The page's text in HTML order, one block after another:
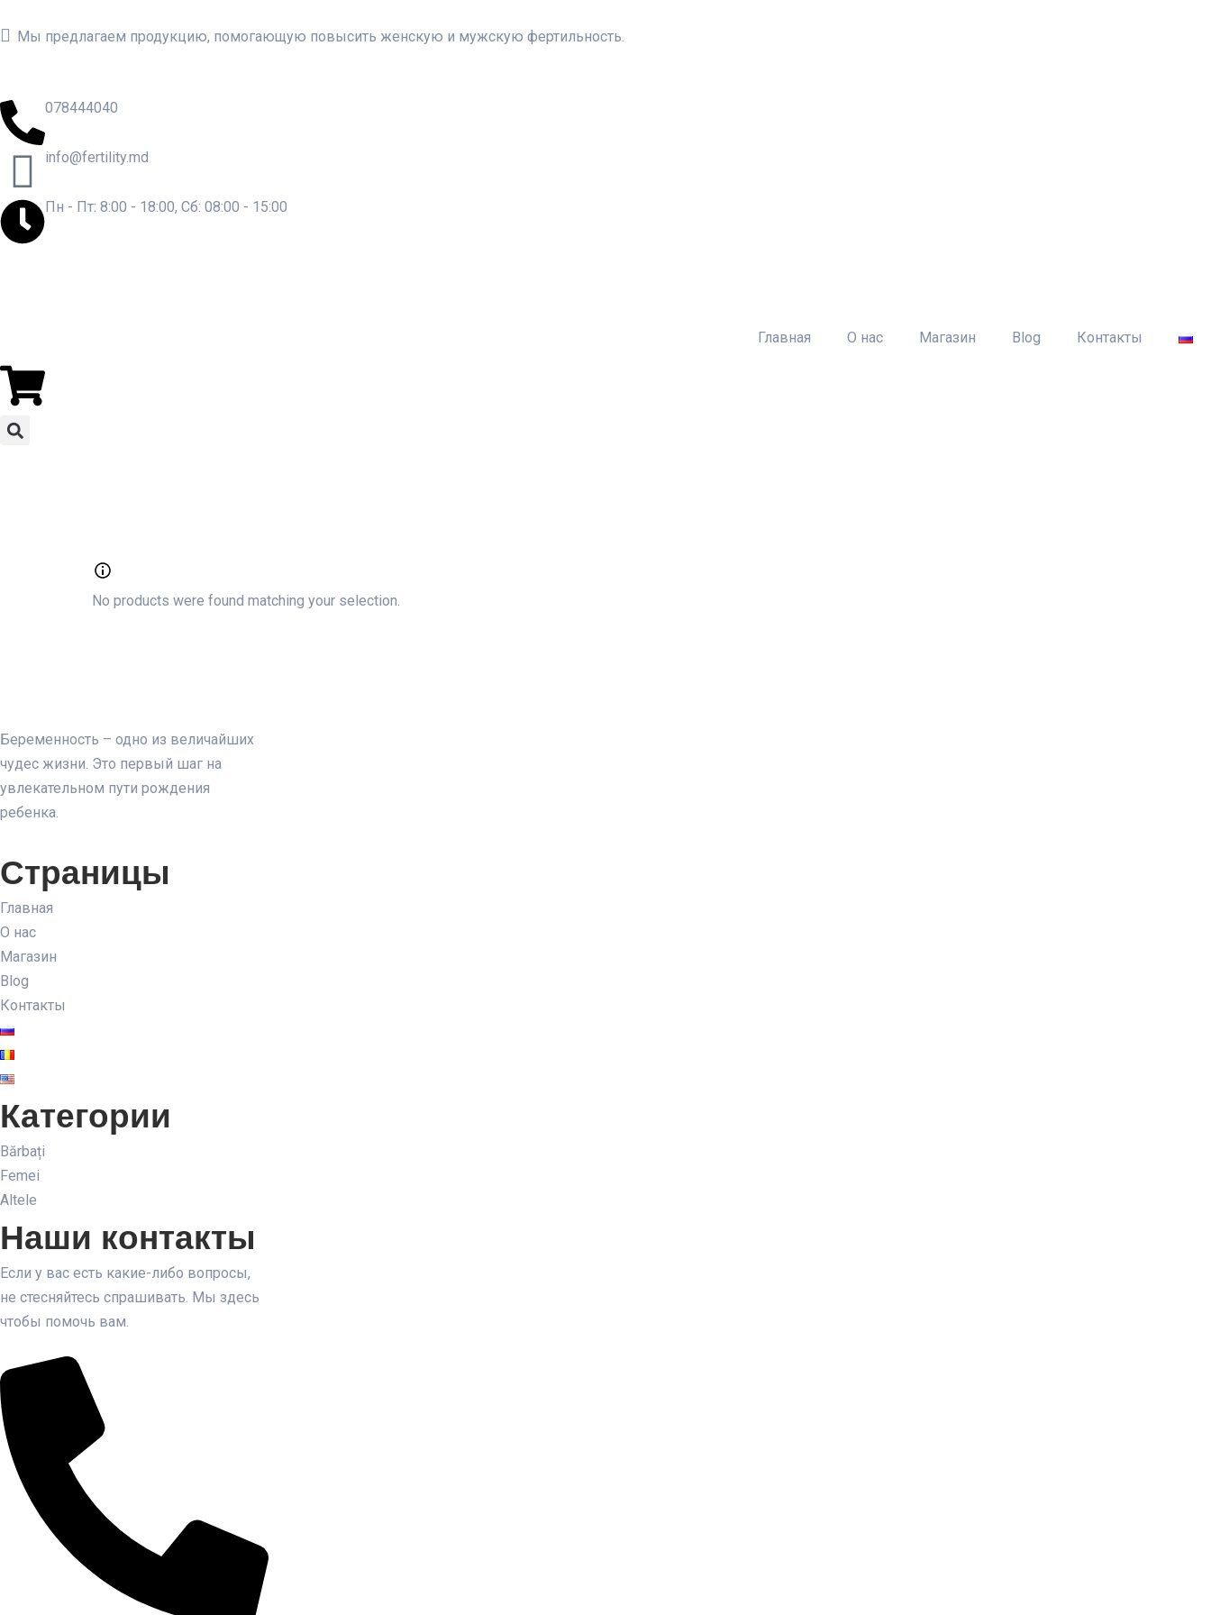
Мы предлагаем продукцию, помогающую повысить женскую и мужскую фертильность.
078444040
info@fertility.md
Пн - Пт: 8:00 - 18:00, Сб: 08:00 - 15:00
Главная О нас Магазин Blog Контакты
No products were found matching your selection.
Беременность – одно из величайших
чудес жизни. Это первый шаг на
увлекательном пути рождения
ребенка.
Страницы
Главная
О нас
Магазин
Blog
Контакты
Категории
Bărbați
Femei
Altele
Наши контакты
Если у вас есть какие-либо вопросы,
не стесняйтесь спрашивать. Мы здесь
чтобы помочь вам.